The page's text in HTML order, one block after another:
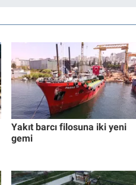
Yakıt barcı filosuna iki yeni
gemi